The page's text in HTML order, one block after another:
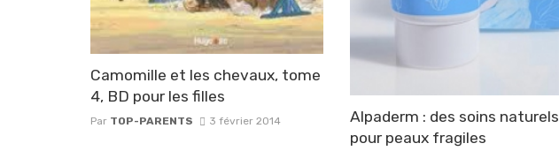
Camomille et les chevaux, tome
4, BD pour les filles
Par TOP-PARENTS 3 février 2014
Alpaderm : des soins naturels
pour peaux fragiles